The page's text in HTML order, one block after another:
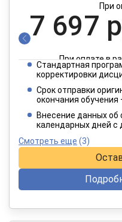
При
7 697
При оплате в
3 849
При оплате в
Стандартная
корректировки
Срок отправки
окончания
Внесение данных
календарных дней
Смотреть еще (3)